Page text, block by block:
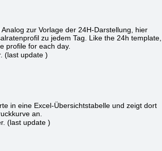
zur Vorlage der 24H-Darstellung, hier
zu jedem Tag. Like the 24h template,
profile for each day.
(last update )
in eine Excel-Übersichtstabelle und zeigt dort
an.
(last update )